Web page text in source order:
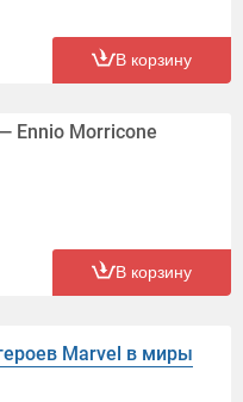
В корзину
Ennio Morricone
В корзину
Marvel в миры